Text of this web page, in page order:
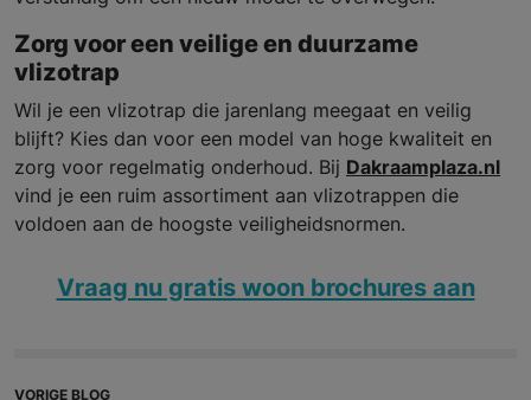
Zorg voor een veilige en duurzame
vlizotrap
Wil je een vlizotrap die jarenlang meegaat en veilig
blijft? Kies dan voor een model van hoge kwaliteit en
zorg voor regelmatig onderhoud. Bij Dakraamplaza.nl
vind je een ruim assortiment aan vlizotrappen die
voldoen aan de hoogste veiligheidsnormen.
Vraag nu gratis woon brochures aan
VORIGE BLOG